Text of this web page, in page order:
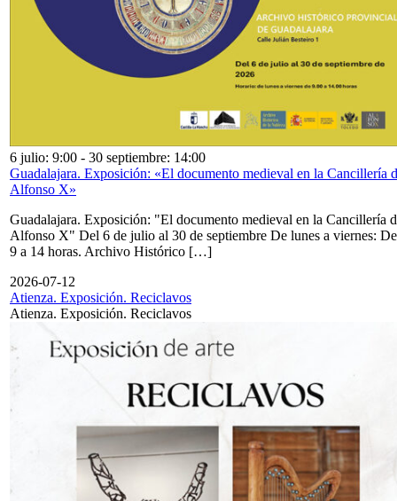
6 julio: 9:00 - 30 septiembre: 14:00
Guadalajara. Exposición: «El documento medieval en la Cancillería
Alfonso X»
Guadalajara. Exposición: "El documento medieval en la Cancillería
Alfonso X" Del 6 de julio al 30 de septiembre De lunes a viernes: De
9 a 14 horas. Archivo Histórico […]
2026-07-12
Atienza. Exposición. Reciclavos
Atienza. Exposición. Reciclavos